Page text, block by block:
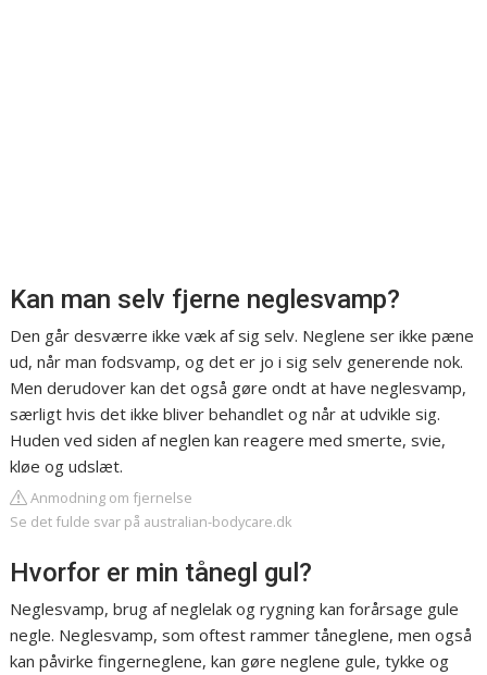
Kan man selv fjerne neglesvamp?
Den går desværre ikke væk af sig selv. Neglene ser ikke pæne
ud, når man fodsvamp, og det er jo i sig selv generende nok.
Men derudover kan det også gøre ondt at have neglesvamp,
særligt hvis det ikke bliver behandlet og når at udvikle sig.
Huden ved siden af neglen kan reagere med smerte, svie,
kløe og udslæt.
Anmodning om fjernelse
Se det fulde svar på australian-bodycare.dk
Hvorfor er min tånegl gul?
Neglesvamp, brug af neglelak og rygning kan forårsage gule
negle. Neglesvamp, som oftest rammer tåneglene, men også
kan påvirke fingerneglene, kan gøre neglene gule, tykke og